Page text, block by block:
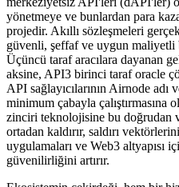
yönetmeye ve bunlardan para
projedir. Akıllı sözleşmeleri
güvenli, şeffaf ve uygun maliyetli
Üçüncü taraf aracılara dayanan
aksine, API3 birinci taraf oracle
API sağlayıcılarının Airnode
minimum çabayla çalıştırmasına
zinciri teknolojisine bu doğrudan
ortadan kaldırır, saldırı
uygulamaları ve Web3 altyapısı
güvenilirliğini artırır.